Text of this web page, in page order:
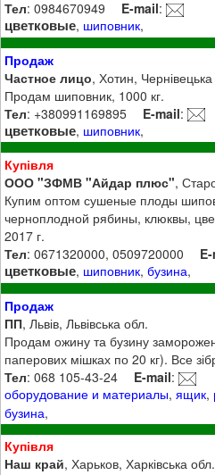
Тел: 0984670949 E-mail:
цветковые, шиповник,
Продаж
Частное лицо, Хотин,
Продам шиповник, 1000 кг.
Тел: +380991169895 E-mail:
цветковые, шиповник,
Купівля
ООО "ЗФМВ "Айдар плюс",
Купим оптом сушеные плоды
черноплодной рябины, клюквы,
2017 г.
Тел: 0671320000, 0509720000
цветковые, шиповник,бузина,
Продаж
ПП, Львів, Львівська обл.
Продам ожину та бузину
паперових мішках по 20 кг). Все
Тел: 068 105-43-24 E-mail:
оборудование и материалы,ящик,
бузина,
Купівля
Наш край, Харьков, Харківська обл.